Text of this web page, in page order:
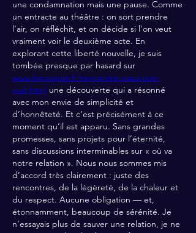
une condamnation mais une pause. Comme
un entracte au théâtre : on sort prendre
l’air, on réfléchit, et on décide si l’on veut
vraiment voir le deuxième acte. En
explorant cette liberté nouvelle, je suis
www.becoquin.fr/rencontre-pour-une-
nuit.html une découverte qui a résonné
avec mon envie de simplicité et
d’honnêteté. Et c’est précisément à ce
moment qu’il est apparu. Sans grandes
promesses, sans projets pour l’éternité,
sans discussions interminables sur « où va
notre relation ». Nous nous sommes mis
d’accord très clairement : juste des
rencontres, de la légèreté, de la chaleur et
du respect. Aucune obligation — et,
étonnamment, beaucoup de sérénité. Je
n’essayais plus de sauver une relation, je ne